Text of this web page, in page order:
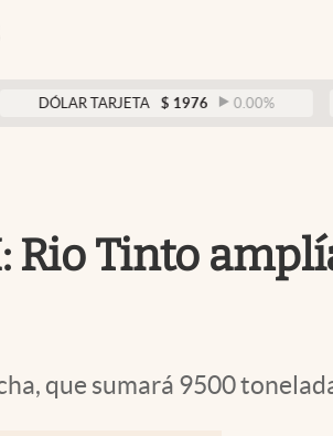
TARJETA $ 1976 0.00%
Tinto
que sumará 9500